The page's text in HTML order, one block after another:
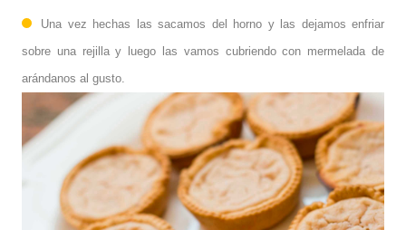
Una vez hechas las sacamos del horno y las dejamos enfriar
sobre una rejilla y luego las vamos cubriendo con mermelada de
arándanos al gusto.